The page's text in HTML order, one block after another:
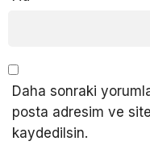
Daha sonraki
posta adresim ve
kaydedilsin.